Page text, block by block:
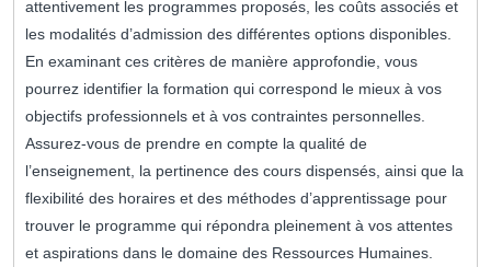
attentivement les programmes proposés, les coûts associés et
les modalités d’admission des différentes options disponibles.
En examinant ces critères de manière approfondie, vous
pourrez identifier la formation qui correspond le mieux à vos
objectifs professionnels et à vos contraintes personnelles.
Assurez-vous de prendre en compte la qualité de
l’enseignement, la pertinence des cours dispensés, ainsi que la
flexibilité des horaires et des méthodes d’apprentissage pour
trouver le programme qui répondra pleinement à vos attentes
et aspirations dans le domaine des Ressources Humaines.